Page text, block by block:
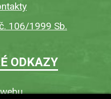
106/1999 Sb.
ODKAZY